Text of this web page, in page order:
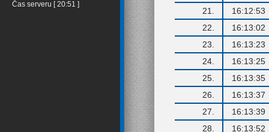
Čas serveru [ 20:51 ]
21.
16:12:53
22.
16:13:02
23.
16:13:23
24.
16:13:25
25.
16:13:35
26.
16:13:37
27.
16:13:39
28.
16:13:52